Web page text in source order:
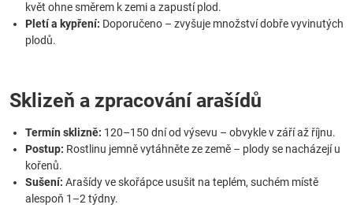
květ ohne směrem k zemi a zapustí plod.
Pletí a kypření: Doporučeno – zvyšuje množství dobře vyvinutých
plodů.
Sklizeň a zpracování arašídů
Termín sklizně: 120–150 dní od výsevu – obvykle v září až říjnu.
Postup: Rostlinu jemně vytáhněte ze země – plody se nacházejí u
kořenů.
Sušení: Arašídy ve skořápce usušit na teplém, suchém místě
alespoň 1–2 týdny.